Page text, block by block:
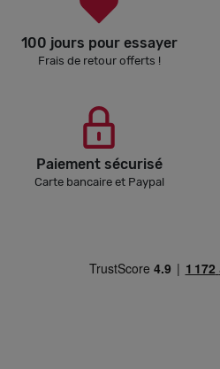
100 jours pour essayer
Frais de retour offerts !
Paiement sécurisé
Carte bancaire et Paypal